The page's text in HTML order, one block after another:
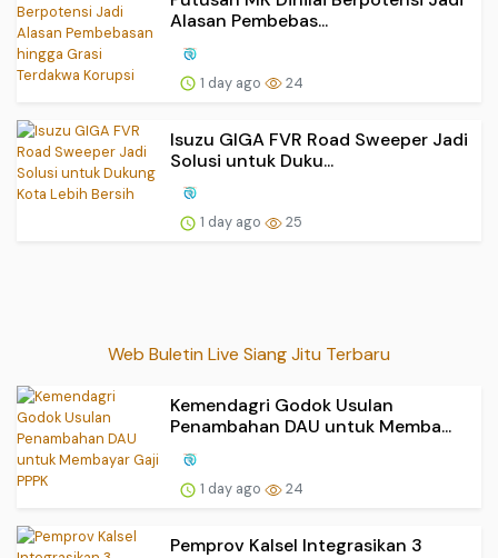
Alasan Pembebas...
1 day ago 24
Isuzu GIGA FVR Road Sweeper Jadi
Solusi untuk Duku...
1 day ago 25
Web Buletin Live Siang Jitu Terbaru
Kemendagri Godok Usulan
Penambahan DAU untuk Memba...
1 day ago 24
Pemprov Kalsel Integrasikan 3